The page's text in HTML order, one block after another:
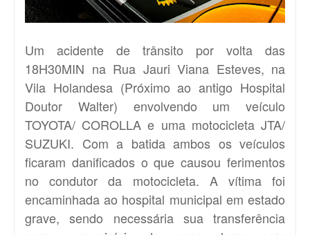
Um acidente de trânsito por volta das
18H30MIN na Rua Jauri Viana Esteves, na
Vila Holandesa (Próximo ao antigo Hospital
Doutor Walter) envolvendo um veículo
TOYOTA/ COROLLA e uma motocicleta JTA/
SUZUKI. Com a batida ambos os veículos
ficaram danificados o que causou ferimentos
no condutor da motocicleta. A vítima foi
encaminhada ao hospital municipal em estado
grave, sendo necessária sua transferência